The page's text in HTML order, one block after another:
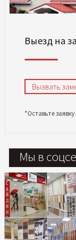
Выезд на
Вызвать
*Оставьте
Мы в